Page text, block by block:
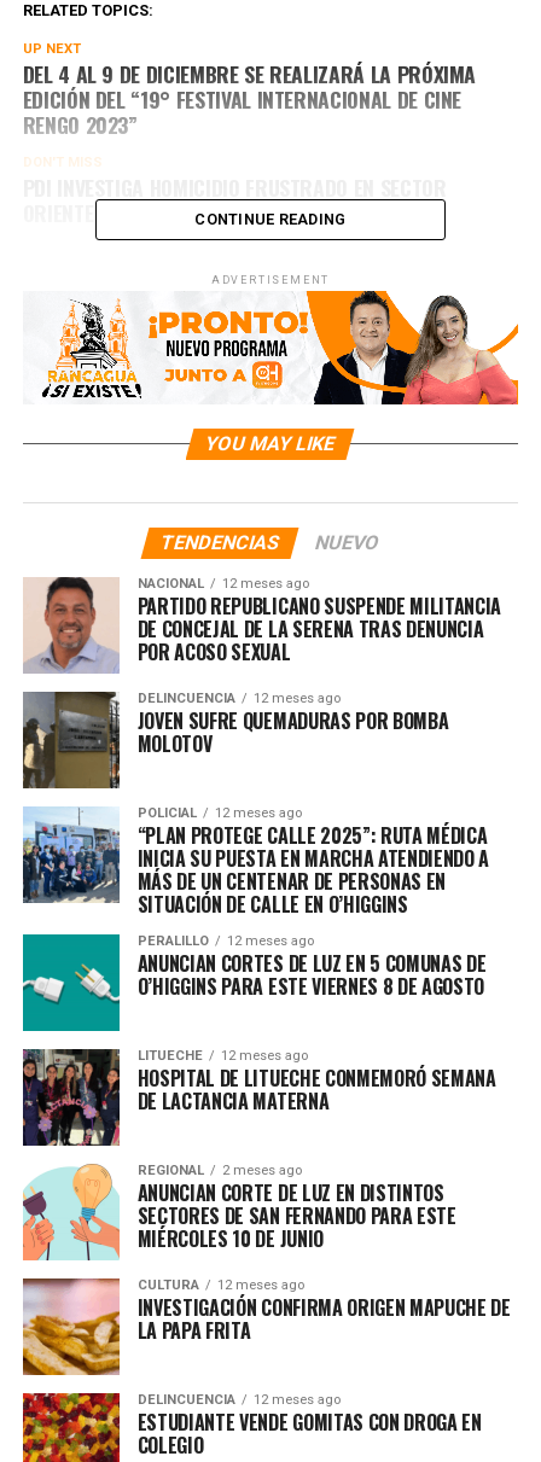
RELATED TOPICS:
UP NEXT
DEL 4 AL 9 DE DICIEMBRE SE REALIZARÁ LA PRÓXIMA
EDICIÓN DEL “19° FESTIVAL INTERNACIONAL DE CINE
RENGO 2023”
DON'T MISS
ORIENTE DE RANCAGUACONTINUE READING
ADVERTISEMENT
YOU MAY LIKE
TENDENCIAS NUEVO
NACIONAL 12 meses ago
PARTIDO REPUBLICANO SUSPENDE MILITANCIA
DE CONCEJAL DE LA SERENA TRAS DENUNCIA
POR ACOSO SEXUAL
DELINCUENCIA 12 meses ago
JOVEN SUFRE QUEMADURAS POR BOMBA
MOLOTOV
POLICIAL 12 meses ago
“PLAN PROTEGE CALLE 2025”: RUTA MÉDICA
INICIA SU PUESTA EN MARCHA ATENDIENDO A
MÁS DE UN CENTENAR DE PERSONAS EN
SITUACIÓN DE CALLE EN O’HIGGINS
PERALILLO 12 meses ago
ANUNCIAN CORTES DE LUZ EN 5 COMUNAS DE
O’HIGGINS PARA ESTE VIERNES 8 DE AGOSTO
LITUECHE 12 meses ago
HOSPITAL DE LITUECHE CONMEMORÓ SEMANA
DE LACTANCIA MATERNA
REGIONAL 2 meses ago
ANUNCIAN CORTE DE LUZ EN DISTINTOS
SECTORES DE SAN FERNANDO PARA ESTE
MIÉRCOLES 10 DE JUNIO
CULTURA 12 meses ago
INVESTIGACIÓN CONFIRMA ORIGEN MAPUCHE DE
LA PAPA FRITA
DELINCUENCIA 12 meses ago
ESTUDIANTE VENDE GOMITAS CON DROGA EN
COLEGIO